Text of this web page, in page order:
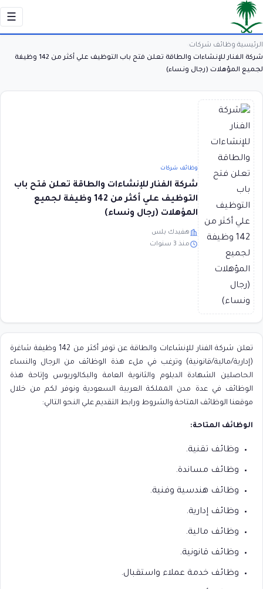
☰
الرئيسية وظائف شركات
شركة الفنار للإنشاءات والطاقة تعلن فتح باب التوظيف علي أكثر من 142 وظيفة
لجميع المؤهلات (رجال ونساء)
وظائف شركات
شركة الفنار للإنشاءات والطاقة تعلن فتح باب
التوظيف علي أكثر من 142 وظيفة لجميع
المؤهلات (رجال ونساء)
هفيدك بلس
منذ 3 سنوات
تعلن شركة الفنار للإنشاءات والطاقة عن توفر أكثر من 142 وظيفة شاغرة
(إدارية/مالية/قانونية) وترغب في ملء هذة الوظائف من الرجال والنساء
الحاصلين الشهادة الدبلوم والثانوية العامة والبكالوريوس وإتاحة هذة
الوظائف في عدة مدن المملكة العربية السعودية ونوفر لكم من خلال
موقعنا الوظائف المتاحة والشروط ورابط التقديم علي النحو التالي:
الوظائف المتاحة:
وظائف تقنية.
وظائف مساندة.
وظائف هندسية وفنية.
وظائف إدارية.
وظائف مالية.
وظائف قانونية.
وظائف خدمة عملاء واستقبال.